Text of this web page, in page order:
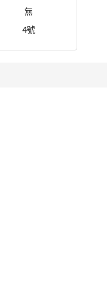
無
4號